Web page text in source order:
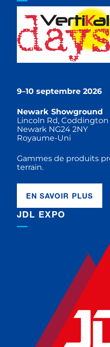
9–10 septembre 2026
Newark Showground
Lincoln Rd, Coddington
Newark NG24 2NY
Royaume-Uni
Gammes de produits
terrain.
EN SAVOIR PLUS
JDL EXPO